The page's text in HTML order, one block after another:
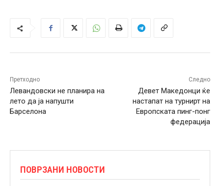
Претходно
Левандовски не планира на
лето да ја напушти
Барселона
Следно
Девет Македонци ќе
настапат на турнирт на
Европската пинг-понг
федерација
ПОВРЗАНИ НОВОСТИ